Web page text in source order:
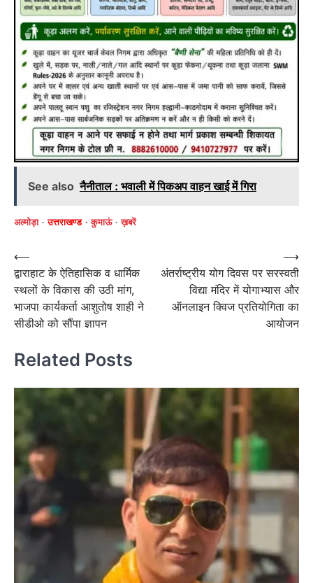
See also नैनीताल : भवाली में पिकअप वाहन खाई में गिरा
अल्मोड़ा उत्तराखण्ड कुमाऊं ख़बरें
Post
navigation
⟵
द्वाराहाट के ऐतिहासिक व धार्मिक
स्थलों के विकास की उठी मांग,
भाजपा कार्यकर्ता आशुतोष शाही ने
सीडीओ को सौंपा ज्ञापन
अंतर्राष्ट्रीय योग दिवस पर सरस्वती
विद्या मंदिर में योगाभ्यास और
ऑनलाइन क्विज प्रतियोगिता का
आयोजन
⟶
Related Posts